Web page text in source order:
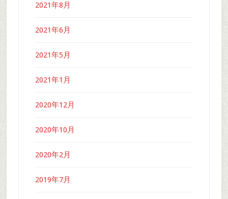
2021年8月
2021年6月
2021年5月
2021年1月
2020年12月
2020年10月
2020年2月
2019年7月